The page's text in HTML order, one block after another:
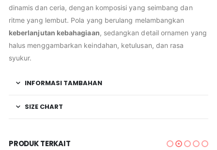
dinamis dan ceria, dengan komposisi yang seimbang dan
ritme yang lembut. Pola yang berulang melambangkan
keberlanjutan kebahagiaan, sedangkan detail ornamen yang
halus menggambarkan keindahan, ketulusan, dan rasa
syukur.
INFORMASI TAMBAHAN
SIZE CHART
PRODUK TERKAIT